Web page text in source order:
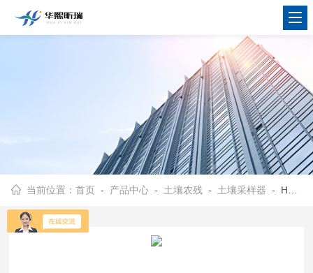
当前位置：首页 - 产品中心 - 土壤农残 - 土壤采样器 - HX-ZX-03B便于用户户外携带 土嚷采样器